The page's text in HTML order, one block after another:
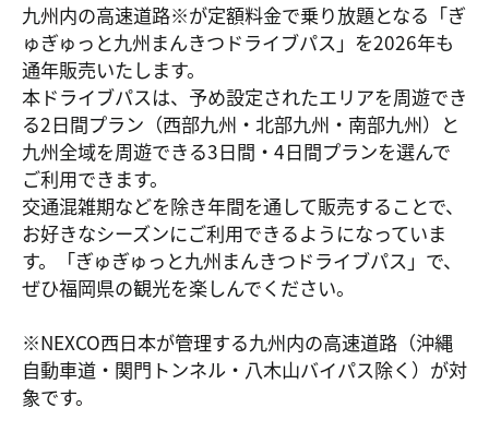
九州内の高速道路※が定額料金で乗り放題となる「ぎ
ゅぎゅっと九州まんきつドライブパス」を2026年も
通年販売いたします。
本ドライブパスは、予め設定されたエリアを周遊でき
る2日間プラン（西部九州・北部九州・南部九州）と
九州全域を周遊できる3日間・4日間プランを選んで
ご利用できます。
交通混雑期などを除き年間を通して販売することで、
お好きなシーズンにご利用できるようになっていま
す。「ぎゅぎゅっと九州まんきつドライブパス」で、
ぜひ福岡県の観光を楽しんでください。
※NEXCO西日本が管理する九州内の高速道路（沖縄
自動車道・関門トンネル・八木山バイパス除く）が対
象です。